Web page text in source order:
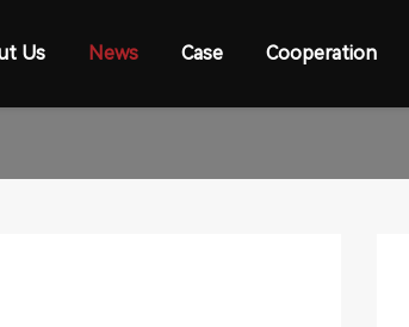
Us News Case Cooperation